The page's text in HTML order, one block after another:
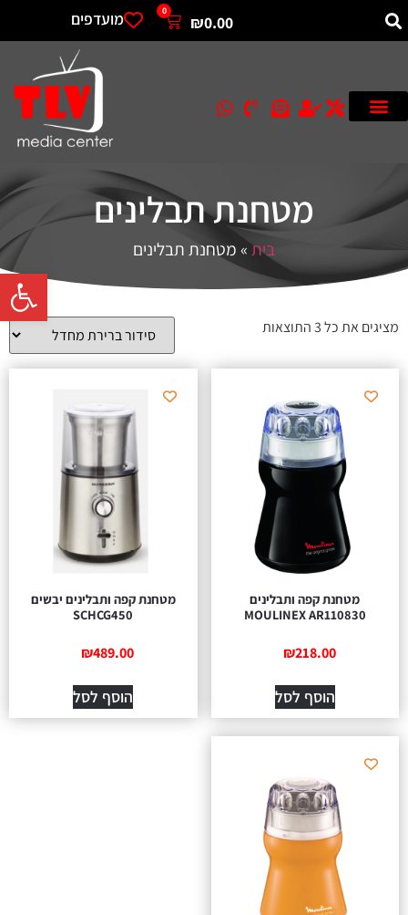
פתח
₪0.00
0 מועדפים
מטחנת תבלינים
בית»מטחנת תבלינים
מציגים את כל ⁦3⁩ התוצאות
מטחנת קפה ותבלינים
MOULINEX AR110830
₪218.00
הוסף לסל
מטחנת קפה ותבלינים יבשים
SCHCG450
₪489.00
הוסף לסל